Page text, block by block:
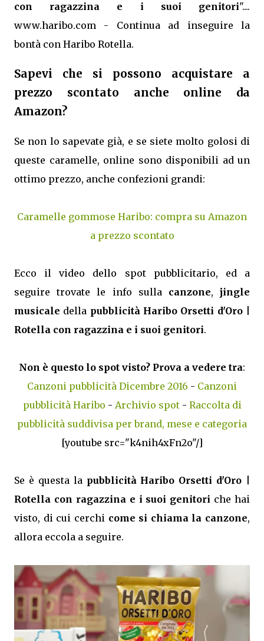
con ragazzina e i suoi genitori"....
www.haribo.com - Continua ad inseguire la
bontà con Haribo Rotella.
Sapevi che si possono acquistare a
prezzo scontato anche online da
Amazon?
Se non lo sapevate già, e se siete molto golosi di
queste caramelle, online sono disponibili ad un
ottimo prezzo, anche confezioni grandi:
Caramelle gommose Haribo: compra su Amazon
a prezzo scontato
Ecco il video dello spot pubblicitario, ed a
seguire trovate le info sulla canzone,jingle
musicale della pubblicità Haribo Orsetti d'Oro |
Rotella con ragazzina e i suoi genitori.
Non è questo lo spot visto? Prova a vedere tra:
Canzoni pubblicità Dicembre 2016 - Canzoni
pubblicità Haribo - Archivio spot- Raccolta di
pubblicità suddivisa per brand, mese e categoria
[youtube src="k4nih4xFn2o"/]
Se è questa la pubblicità Haribo Orsetti d'Oro |
Rotella con ragazzina e i suoi genitori che hai
visto, di cui cerchi come si chiama la canzone,
allora eccola a seguire.